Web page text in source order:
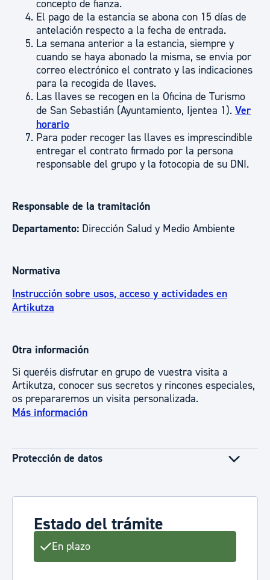
concepto de fianza.
El pago de la estancia se abona con 15 días de
antelación respecto a la fecha de entrada.
La semana anterior a la estancia, siempre y
cuando se haya abonado la misma, se envia por
correo electrónico el contrato y las indicaciones
para la recogida de llaves.
Las llaves se recogen en la Oficina de Turismo
de San Sebastián (Ayuntamiento, Ijentea 1). Ver
horario
Para poder recoger las llaves es imprescindible
entregar el contrato firmado por la persona
responsable del grupo y la fotocopia de su DNI.
Responsable de la tramitación
Departamento: Dirección Salud y Medio Ambiente
Normativa
Instrucción sobre usos, acceso y actividades en
Artikutza
Otra información
Si queréis disfrutar en grupo de vuestra visita a
Artikutza, conocer sus secretos y rincones especiales,
os prepararemos un visita personalizada.
Más información
Protección de datos
Estado del trámite
En plazo